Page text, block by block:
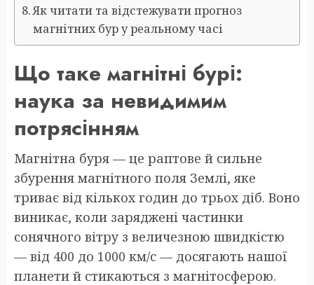
Як читати та відстежувати прогноз
магнітних бур у реальному часі
Що таке магнітні бурі:
наука за невидимим
потрясінням
Магнітна буря — це раптове й сильне
збурення магнітного поля Землі, яке
триває від кількох годин до трьох діб. Воно
виникає, коли заряджені частинки
сонячного вітру з величезною швидкістю
— від 400 до 1000 км/с — досягають нашої
планети й стикаються з магнітосферою.